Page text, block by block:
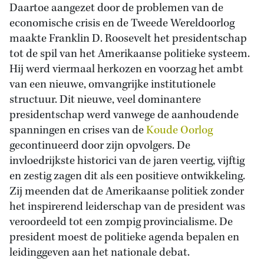
Daartoe aangezet door de problemen van de
economische crisis en de Tweede Wereldoorlog
maakte Franklin D. Roosevelt het presidentschap
tot de spil van het Amerikaanse politieke systeem.
Hij werd viermaal herkozen en voorzag het ambt
van een nieuwe, omvangrijke institutionele
structuur. Dit nieuwe, veel dominantere
presidentschap werd vanwege de aanhoudende
spanningen en crises van deKoude Oorlog
gecontinueerd door zijn opvolgers. De
invloedrijkste historici van de jaren veertig, vijftig
en zestig zagen dit als een positieve ontwikkeling.
Zij meenden dat de Amerikaanse politiek zonder
het inspirerend leiderschap van de president was
veroordeeld tot een zompig provincialisme. De
president moest de politieke agenda bepalen en
leidinggeven aan het nationale debat.